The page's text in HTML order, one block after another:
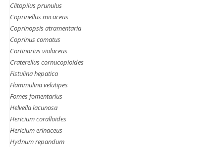
Clitopilus prunulus
Coprinellus micaceus
Coprinopsis atramentaria
Coprinus comatus
Cortinarius violaceus
Craterellus cornucopioides
Fistulina hepatica
Flammulina velutipes
Fomes fomentarius
Helvella lacunosa
Hericium coralloides
Hericium erinaceus
Hydnum repandum